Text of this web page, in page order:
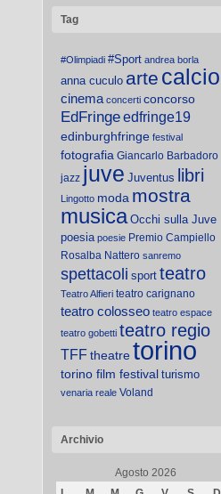
Tag
#Olimpiadi #Sport andrea borla
anna cuculo arte calcio
cinema concerti concorso
EdFringeedfringe19
edinburghfringe festival
fotografia Giancarlo Barbadoro
jazz juve Juventus libri
Lingotto moda mostra
musica Occhi sulla Juve
poesia poesie Premio Campiello
Rosalba Nattero sanremo
spettacoli sport teatro
Teatro Alfieri teatro carignano
teatro colosseo teatro espace
teatro gobetti teatro regio
TFFtheatretorino
torino film festival turismo
venaria reale Voland
Archivio
Agosto 2026